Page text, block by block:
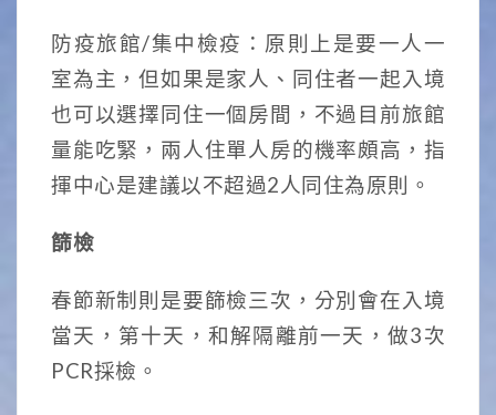
防疫旅館/集中檢疫：原則上是要一人一
室為主，但如果是家人、同住者一起入境
也可以選擇同住一個房間，不過目前旅館
量能吃緊，兩人住單人房的機率頗高，指
揮中心是建議以不超過2人同住為原則。
篩檢
春節新制則是要篩檢三次，分別會在入境
當天，第十天，和解隔離前一天，做3次
PCR採檢。